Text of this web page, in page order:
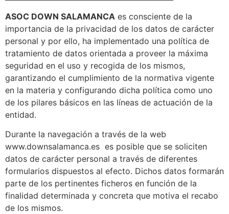
ASOC DOWN SALAMANCA es consciente de la
importancia de la privacidad de los datos de carácter
personal y por ello, ha implementado una política de
tratamiento de datos orientada a proveer la máxima
seguridad en el uso y recogida de los mismos,
garantizando el cumplimiento de la normativa vigente
en la materia y configurando dicha política como uno
de los pilares básicos en las líneas de actuación de la
entidad.
Durante la navegación a través de la web
www.downsalamanca.es es posible que se soliciten
datos de carácter personal a través de diferentes
formularios dispuestos al efecto. Dichos datos formarán
parte de los pertinentes ficheros en función de la
finalidad determinada y concreta que motiva el recabo
de los mismos.